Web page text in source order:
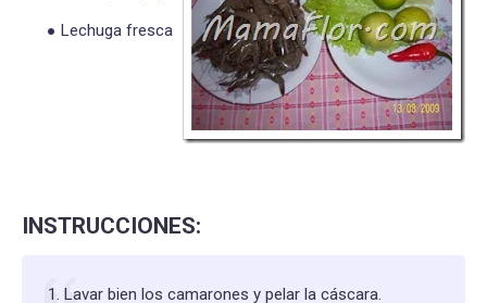
Lechuga fresca
INSTRUCCIONES:
1. Lavar bien los camarones y pelar la cáscara.